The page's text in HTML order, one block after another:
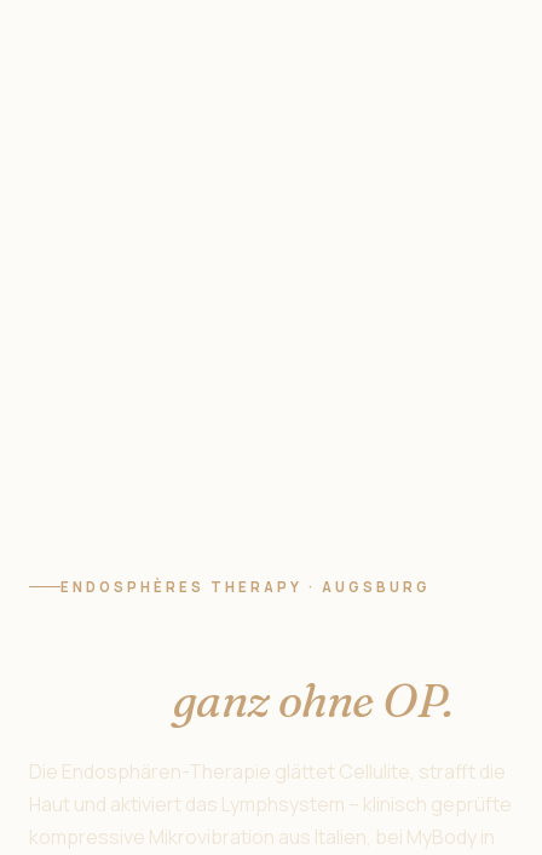
ENDOSPHÈRES THERAPY · AUGSBURG
ganz ohne OP.
Die Endosphären-Therapie glättet Cellulite, strafft die
Haut und aktiviert das Lymphsystem – klinisch geprüfte
kompressive Mikrovibration aus Italien, bei MyBody in